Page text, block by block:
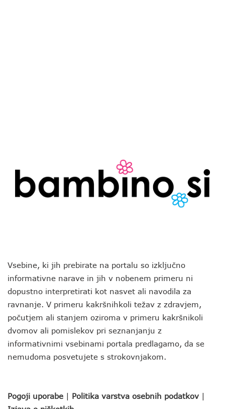
Vsebine, ki jih prebirate na portalu so izključno
informativne narave in jih v nobenem primeru ni
dopustno interpretirati kot nasvet ali navodila za
ravnanje. V primeru kakršnihkoli težav z zdravjem,
počutjem ali stanjem oziroma v primeru kakršnikoli
dvomov ali pomislekov pri seznanjanju z
informativnimi vsebinami portala predlagamo, da se
nemudoma posvetujete s strokovnjakom.
Pogoji uporabe | Politika varstva osebnih podatkov |